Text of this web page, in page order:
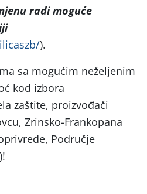
radi moguće
).
sa mogućim neželjenim
kod izbora
zaštite, proizvođači
Zrinsko-Frankopana
Područje